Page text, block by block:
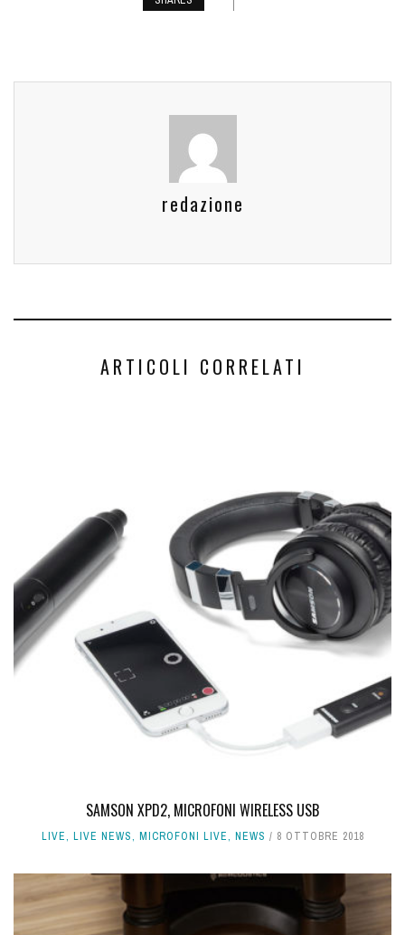
redazione
ARTICOLI CORRELATI
SAMSON XPD2, MICROFONI WIRELESS USB
LIVE, LIVE NEWS, MICROFONI LIVE, NEWS 8 OTTOBRE 2018